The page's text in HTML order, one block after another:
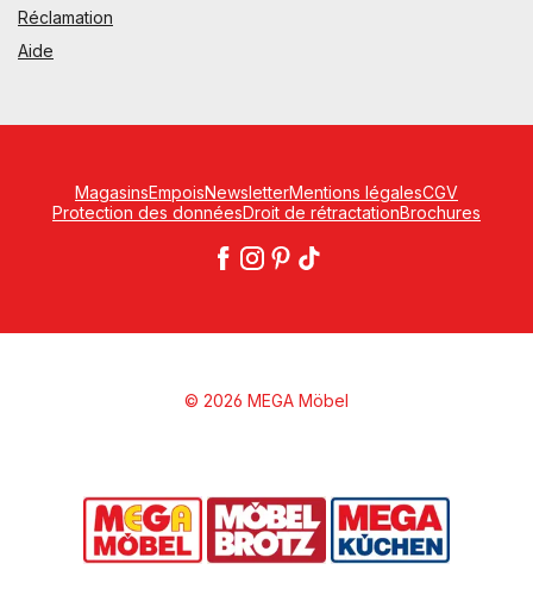
Réclamation
Aide
MagasinsEmpoisNewsletterMentions légalesCGV
Protection des donnéesDroit de rétractationBrochures
© 2026 MEGA Möbel